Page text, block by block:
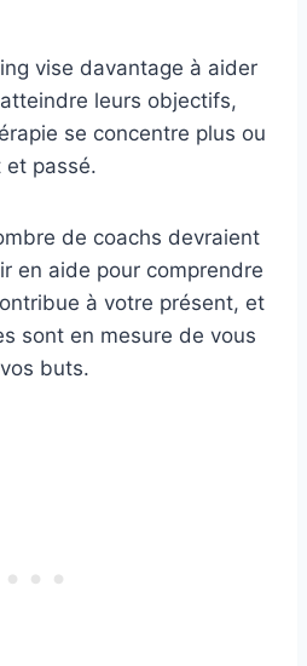
vise davantage à aider
leurs objectifs,
se concentre plus ou
et passé.
de coachs devraient
en aide pour comprendre
à votre présent, et
sont en mesure de vous
buts.